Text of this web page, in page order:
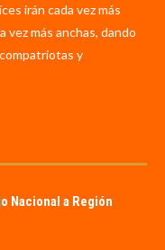
irán cada vez más
vez más anchas, dando
y
Nacional a Región